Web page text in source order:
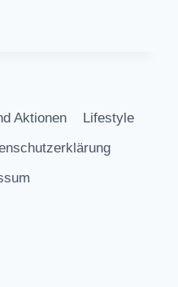
Aktionen
Lifestyle